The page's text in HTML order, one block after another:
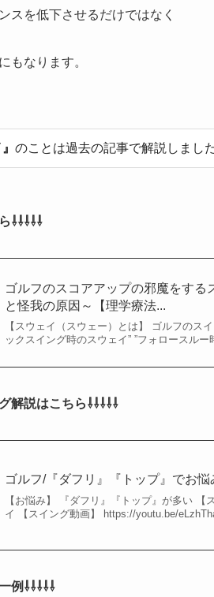
スを低下させるだけではなく
もなります。
のことは過去の記事で解説しまし
⇩⇩⇩⇩⇩
ゴルフのスコアアップの邪魔をする
と怪我の原因～【理学療法...
【スウェイ（スウェー）とは】 ゴルフのス
ックスイング時のスウェイ” ”フォロースル
解説はこちら⇩⇩⇩⇩⇩
ゴルフ/『ダフリ』『トップ』でお
【お悩み】 『ダフリ』『トップ』が多い
イ 【スイング動画】 https://youtu.be/
例⇩⇩⇩⇩⇩